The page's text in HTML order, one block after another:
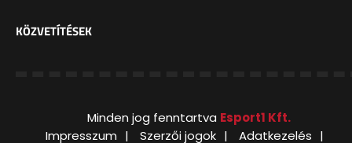
KÖZVETÍTÉSEK
Minden jog fenntartva Esport1 Kft.
Impresszum
Szerzői jogok
Adatkezelés